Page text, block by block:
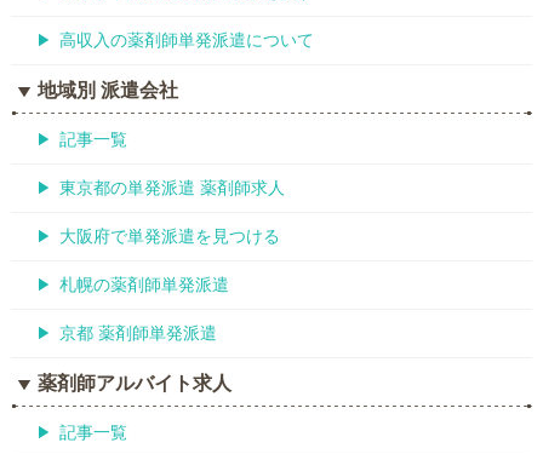
高収入の薬剤師単発派遣について
地域別 派遣会社
記事一覧
東京都の単発派遣 薬剤師求人
大阪府で単発派遣を見つける
札幌の薬剤師単発派遣
京都 薬剤師単発派遣
薬剤師アルバイト求人
記事一覧